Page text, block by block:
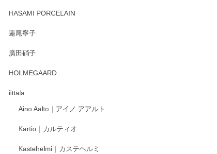
HASAMI PORCELAIN
蓮尾寧子
廣田硝子
HOLMEGAARD
iittala
Aino Aalto｜アイノ アアルト
Kartio｜カルティオ
Kastehelmi｜カステヘルミ